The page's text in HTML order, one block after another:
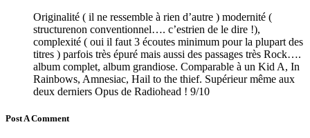
Originalité ( il ne ressemble à rien d’autre ) modernité (
structurenon conventionnel…. c’estrien de le dire !),
complexité ( oui il faut 3 écoutes minimum pour la plupart des
titres ) parfois très épuré mais aussi des passages très Rock….
album complet, album grandiose. Comparable à un Kid A, In
Rainbows, Amnesiac, Hail to the thief. Supérieur même aux
deux derniers Opus de Radiohead ! 9/10
Post A Comment